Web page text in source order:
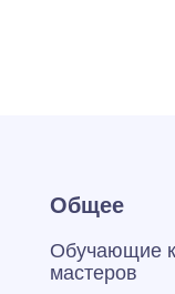
Общее
Обучающие
мастеров